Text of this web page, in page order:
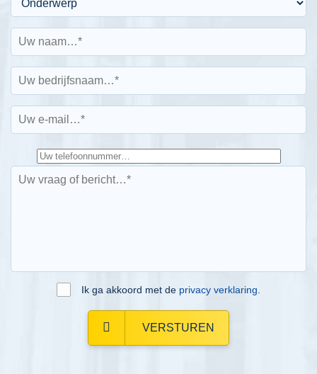
Ik ga akkoord met de privacy verklaring
VERSTUREN